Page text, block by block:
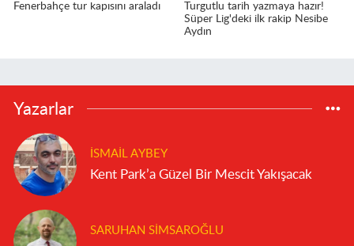
Fenerbahçe tur kapısını araladı
Turgutlu tarih yazmaya hazır!
Süper Lig'deki ilk rakip Nesibe
Aydın
Yazarlar
İSMAIL AYBEY
Kent Park’a Güzel Bir Mescit Yakışacak
SARUHAN SIMSAROĞLU